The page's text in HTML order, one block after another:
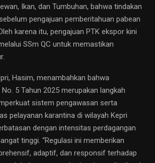
Ikan, dan Tumbuhan, bahwa tindakan
pengajuan pemberitahuan pabean
karena itu, pengajuan PTK ekspor kini
SSm QC untuk memastikan
Hasim, menambahkan bahwa
5 Tahun 2025 merupakan langkah
sistem pengawasan serta
pelayanan karantina di wilayah Kepri
dengan intensitas perdagangan
tinggi. “Regulasi ini memberikan
adaptif, dan responsif terhadap